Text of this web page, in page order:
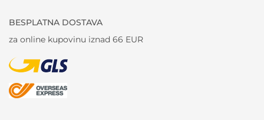
BESPLATNA DOSTAVA
za online kupovinu iznad 66 EUR